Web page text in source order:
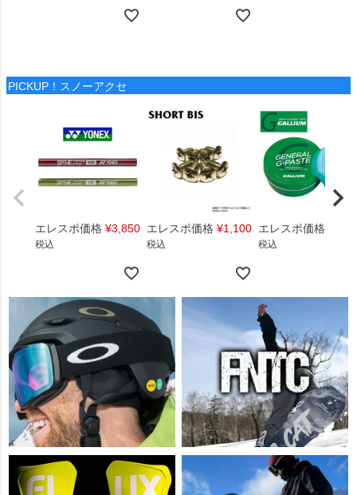
PICKUP！スノーアクセ
エレスポ価格 ¥3,850
税込
エレスポ価格 ¥1,100
税込
エレスポ価格
税込